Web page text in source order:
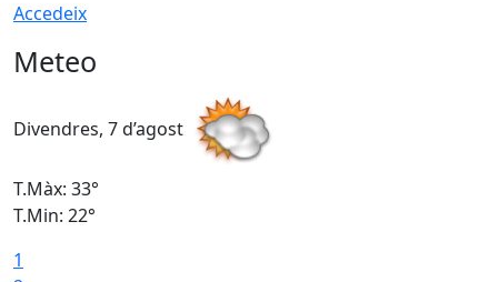
Accedeix
Meteo
Divendres, 7 d’agost
T.Màx: 33°
T.Min: 22°
1